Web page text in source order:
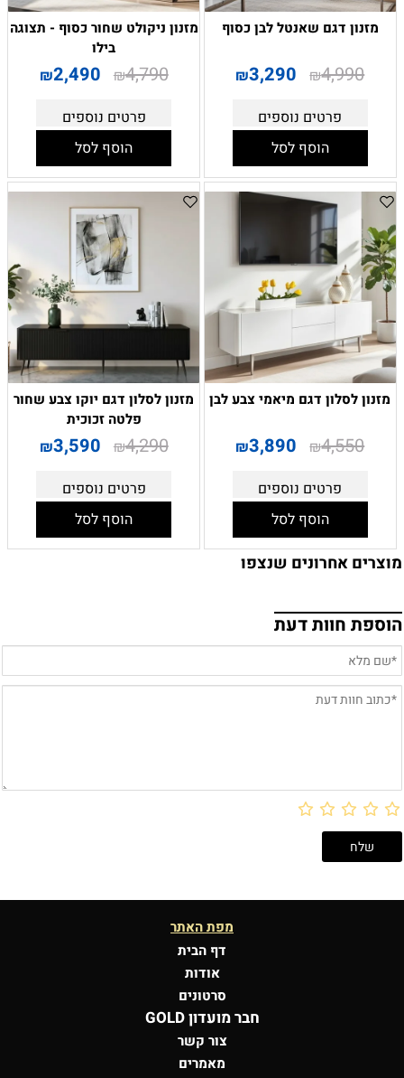
מזנון דגם שאנטל לבן כסוף
₪4,990
₪3,290
פרטים נוספים
הוסף לסל
מזנון ניקולט שחור כסוף - תצוגה
בילו
₪4,790
₪2,490
פרטים נוספים
הוסף לסל
מזנון לסלון דגם מיאמי צבע לבן
₪4,550
₪3,890
פרטים נוספים
הוסף לסל
מזנון לסלון דגם יוקו צבע שחור
פלטה זכוכית
₪4,290
₪3,590
פרטים נוספים
הוסף לסל
מוצרים אחרונים שנצפו
הוספת חוות דעת
מפת האתר
דף הבית
אודות
סרטונים
חבר מועדון GOLD
צור קשר
מאמרים